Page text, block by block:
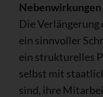
Nebenwirkungen
Die
ein sinnvoller
ein strukturelles
selbst mit
sind, ihre